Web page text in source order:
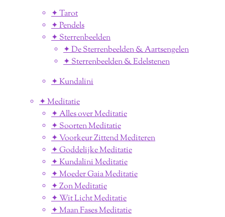
✦ Tarot
✦ Pendels
✦ Sterrenbeelden
✦ De Sterrenbeelden & Aartsengelen
✦ Sterrenbeelden & Edelstenen
✦ Kundalini
✦ Meditatie
✦ Alles over Meditatie
✦ Soorten Meditatie
✦ Voorkeur Zittend Mediteren
✦ Goddelijke Meditatie
✦ Kundalini Meditatie
✦ Moeder Gaia Meditatie
✦ Zon Meditatie
✦ Wit Licht Meditatie
✦ Maan Fases Meditatie